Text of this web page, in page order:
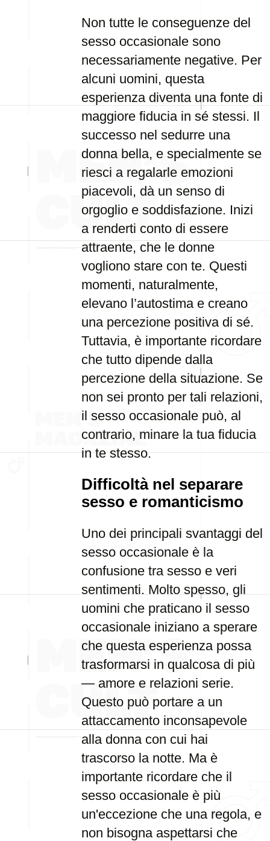
Non tutte le conseguenze del
sesso occasionale sono
necessariamente negative. Per
alcuni uomini, questa
esperienza diventa una fonte di
maggiore fiducia in sé stessi. Il
successo nel sedurre una
donna bella, e specialmente se
riesci a regalarle emozioni
piacevoli, dà un senso di
orgoglio e soddisfazione. Inizi
a renderti conto di essere
attraente, che le donne
vogliono stare con te. Questi
momenti, naturalmente,
elevano l’autostima e creano
una percezione positiva di sé.
Tuttavia, è importante ricordare
che tutto dipende dalla
percezione della situazione. Se
non sei pronto per tali relazioni,
il sesso occasionale può, al
contrario, minare la tua fiducia
in te stesso.
Difficoltà nel separare
sesso e romanticismo
Uno dei principali svantaggi del
sesso occasionale è la
confusione tra sesso e veri
sentimenti. Molto spesso, gli
uomini che praticano il sesso
occasionale iniziano a sperare
che questa esperienza possa
trasformarsi in qualcosa di più
— amore e relazioni serie.
Questo può portare a un
attaccamento inconsapevole
alla donna con cui hai
trascorso la notte. Ma è
importante ricordare che il
sesso occasionale è più
un'eccezione che una regola, e
non bisogna aspettarsi che